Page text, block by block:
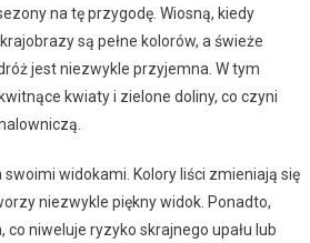
na tę przygodę. Wiosną, kiedy
są pełne kolorów, a świeże
jest niezwykle przyjemna. W tym
kwiaty i zielone doliny, co czyni
widokami. Kolory liści zmieniają się
niezwykle piękny widok. Ponadto,
niweluje ryzyko skrajnego upału lub